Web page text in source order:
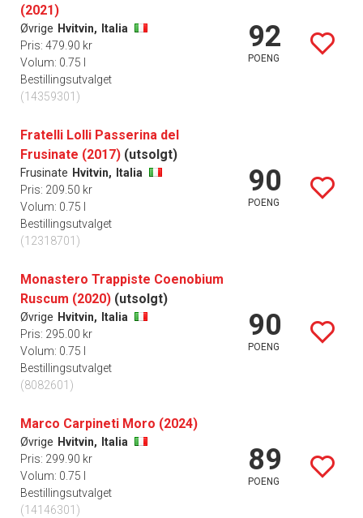
(2021)
Øvrige Hvitvin,
Italia
Pris: 479.90 kr
Volum: 0.75 l
Bestillingsutvalget
(14359301)
92
POENG
Fratelli Lolli Passerina del
Frusinate (2017) (utsolgt)
Frusinate Hvitvin,
Italia
Pris: 209.50 kr
Volum: 0.75 l
Bestillingsutvalget
(12318701)
90
POENG
Monastero Trappiste Coenobium
Ruscum (2020) (utsolgt)
Øvrige Hvitvin,
Italia
Pris: 295.00 kr
Volum: 0.75 l
Bestillingsutvalget
(8082601)
90
POENG
Marco Carpineti Moro (2024)
Øvrige Hvitvin,
Italia
Pris: 299.90 kr
Volum: 0.75 l
Bestillingsutvalget
(14146301)
89
POENG